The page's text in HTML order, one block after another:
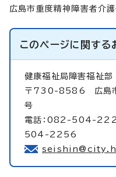
広島市重度精神障害者介
このページに関する
健康福祉局障害福祉
〒730-8586 広島市
号
電話：082-504-
504-2256